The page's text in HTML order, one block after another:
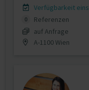
Verfügbarkeit
0
Referenzen
auf Anfrage
A-1100 Wien